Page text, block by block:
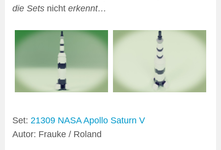
die Sets nicht erkennt…
Set: 21309 NASA Apollo Saturn V
Autor: Frauke / Roland